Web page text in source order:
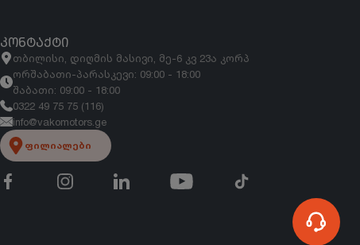
ᲙᲝᲜᲢᲐᲥᲢᲘ
თბილისი, დიღმის მასივი, მე-6 კვ 23ა კორპ
ორშაბათი-პარასკევი: 09:00 - 18:00
შაბათი: 09:00 - 18:00
0322 49 75 75 (116)
info@vakomotors.ge
ფილიალები